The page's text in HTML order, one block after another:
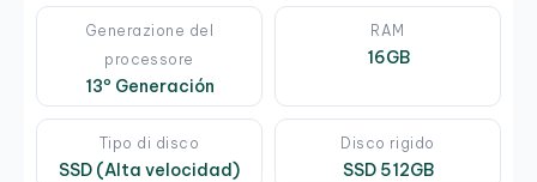
Generazione del
processore
13º Generación
RAM
16GB
Tipo di disco
SSD (Alta velocidad)
Disco rigido
SSD 512GB